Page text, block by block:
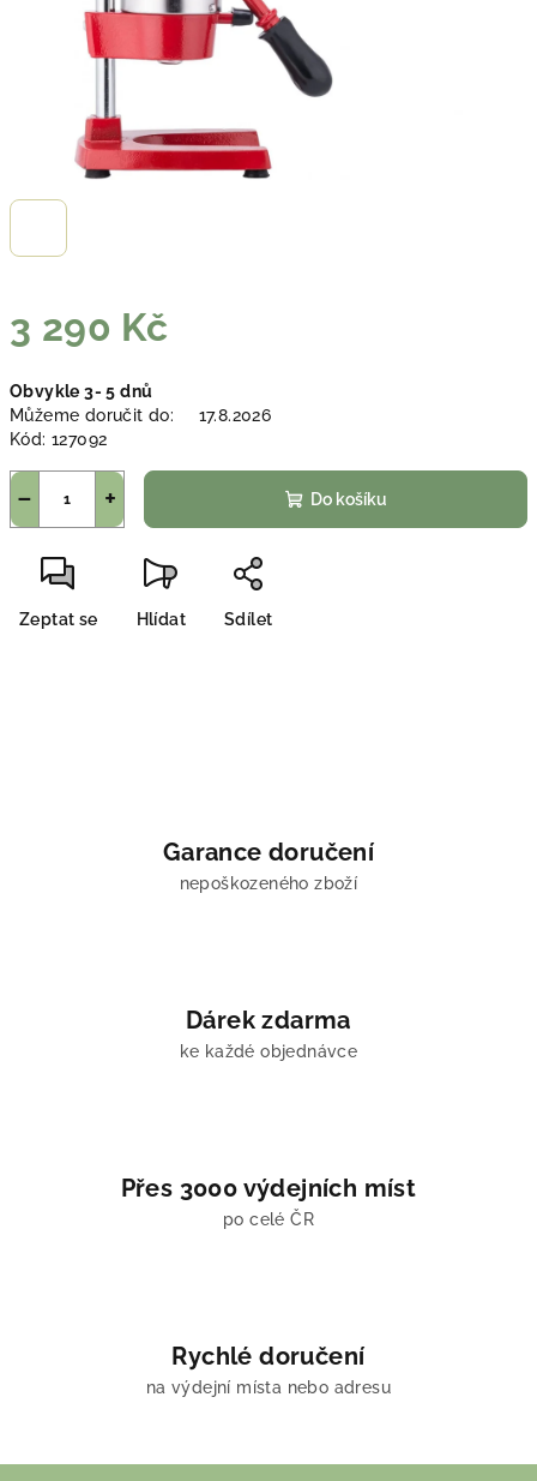
3 290 Kč
cena:
Obvykle 3- 5 dnů
Můžeme doručit do:
17.8.2026
Kód: 127092
+
− Do košíku
Zeptat se Hlídat Sdílet
Garance doručení
nepoškozeného zboží
Dárek zdarma
ke každé objednávce
Přes 3000 výdejních míst
po celé ČR
Rychlé doručení
na výdejní místa nebo adresu